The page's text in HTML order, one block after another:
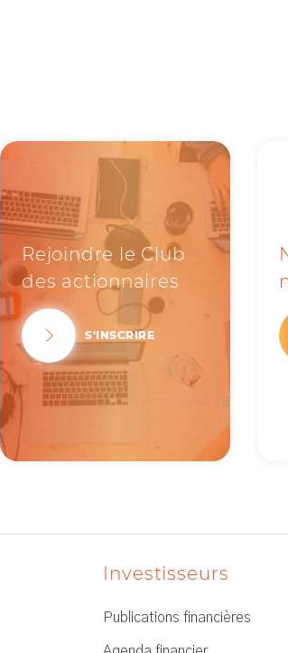
Rejoindre le Club
des actionnaires
S'INSCRIRE
Investisseurs
Publications financières